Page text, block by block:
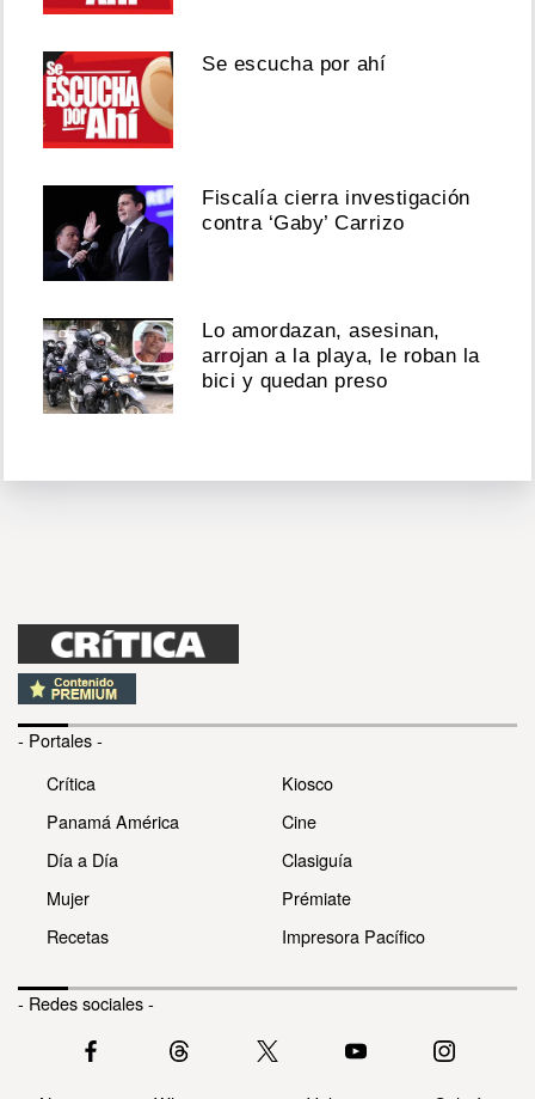
Se escucha por ahí
Fiscalía cierra investigación
contra ‘Gaby’ Carrizo
Lo amordazan, asesinan,
arrojan a la playa, le roban la
bici y quedan preso
- Portales -
Crítica
Panamá América
Día a Día
Mujer
Recetas
Kiosco
Cine
Clasiguía
Prémiate
Impresora Pacífico
- Redes sociales -